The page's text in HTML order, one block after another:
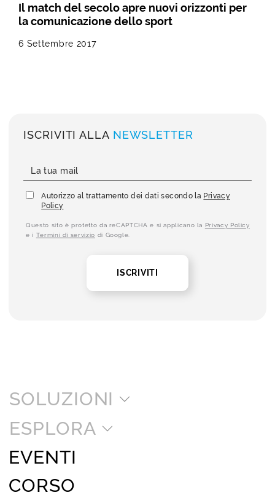
Il match del secolo apre nuovi orizzonti per
la comunicazione dello sport
6 Settembre 2017
ISCRIVITI ALLA NEWSLETTER
Autorizzo al trattamento dei dati secondo la Privacy
Policy
Questo sito è protetto da reCAPTCHA e si applicano la Privacy Policy
e i Termini di servizio di Google.
ISCRIVITI
SOLUZIONI
ESPLORA
EVENTI
CORSO